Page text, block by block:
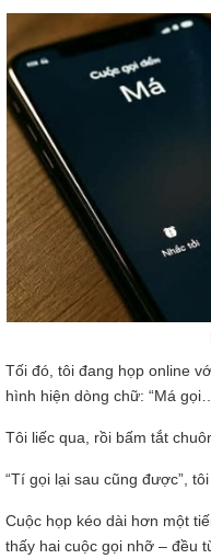
Tối đó, tôi đang họp online
hình hiện dòng chữ: “Má
Tôi liếc qua, rồi bấm tắt
“Tí gọi lại sau cũng được”, tôi
Cuộc họp kéo dài hơn một
thấy hai cuộc gọi nhỡ – đều